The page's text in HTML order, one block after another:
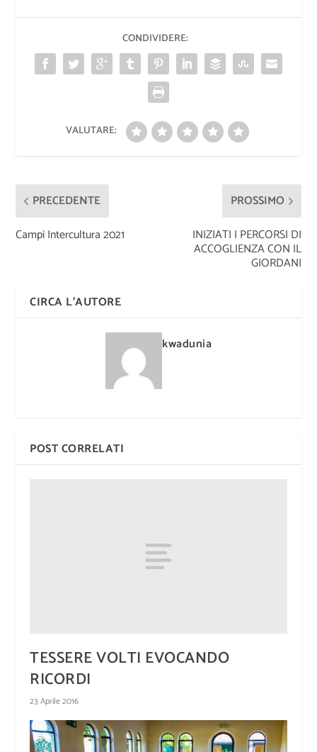
CONDIVIDERE:
VALUTARE:
PRECEDENTE
Campi Intercultura 2021
PROSSIMO
INIZIATI I PERCORSI DI
ACCOGLIENZA CON IL
GIORDANI
CIRCA L'AUTORE
kwadunia
POST CORRELATI
TESSERE VOLTI EVOCANDO
RICORDI
23 Aprile 2016